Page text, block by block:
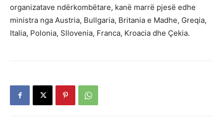
organizatave ndërkombëtare, kanë marrë pjesë edhe
ministra nga Austria, Bullgaria, Britania e Madhe, Greqia,
Italia, Polonia, Sllovenia, Franca, Kroacia dhe Çekia.